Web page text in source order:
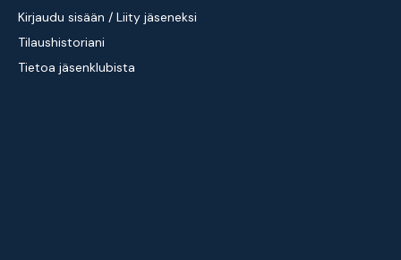
Kirjaudu sisään / Liity jäseneksi
Tilaushistoriani
Tietoa jäsenklubista